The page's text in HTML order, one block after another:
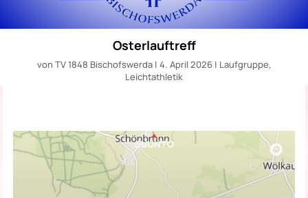
Osterlauftreff
von TV 1848 Bischofswerda| 4. April 2026| Laufgruppe,
Leichtathletik